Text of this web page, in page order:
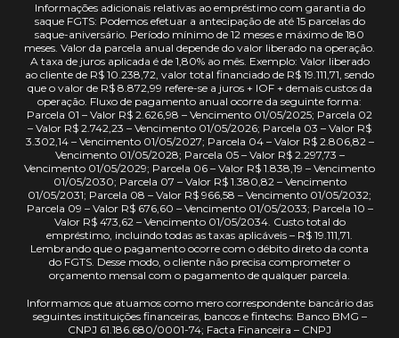
Informações adicionais relativas ao empréstimo com garantia do
saque FGTS: Podemos efetuar a antecipação de até 15 parcelas do
saque-aniversário. Período mínimo de 12 meses e máximo de 180
meses. Valor da parcela anual depende do valor liberado na operação.
A taxa de juros aplicada é de 1,80% ao mês. Exemplo: Valor liberado
ao cliente de R$ 10.238,72, valor total financiado de R$ 19.111,71, sendo
que o valor de R$ 8.872,99 refere-se a juros + IOF + demais custos da
operação. Fluxo de pagamento anual ocorre da seguinte forma:
Parcela 01 – Valor R$ 2.626,98 – Vencimento 01/05/2025; Parcela 02
– Valor R$ 2.742,23 – Vencimento 01/05/2026; Parcela 03 – Valor R$
3.302,14 – Vencimento 01/05/2027; Parcela 04 – Valor R$ 2.806,82 –
Vencimento 01/05/2028; Parcela 05 – Valor R$ 2.297,73 –
Vencimento 01/05/2029; Parcela 06 – Valor R$ 1.838,19 – Vencimento
01/05/2030; Parcela 07 – Valor R$ 1.380,82 – Vencimento
01/05/2031; Parcela 08 – Valor R$ 966,58 – Vencimento 01/05/2032;
Parcela 09 – Valor R$ 676,60 – Vencimento 01/05/2033; Parcela 10 –
Valor R$ 473,62 – Vencimento 01/05/2034. Custo total do
empréstimo, incluindo todas as taxas aplicáveis – R$ 19.111,71.
Lembrando que o pagamento ocorre com o débito direto da conta
do FGTS. Desse modo, o cliente não precisa comprometer o
orçamento mensal com o pagamento de qualquer parcela.
Informamos que atuamos como mero correspondente bancário das
seguintes instituições financeiras, bancos e fintechs: Banco BMG –
CNPJ 61.186.680/0001-74; Facta Financeira – CNPJ